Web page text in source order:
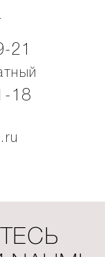
21
18